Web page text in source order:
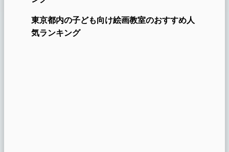
東京都内の子ども向け絵画教室のおすすめ人
気ランキング